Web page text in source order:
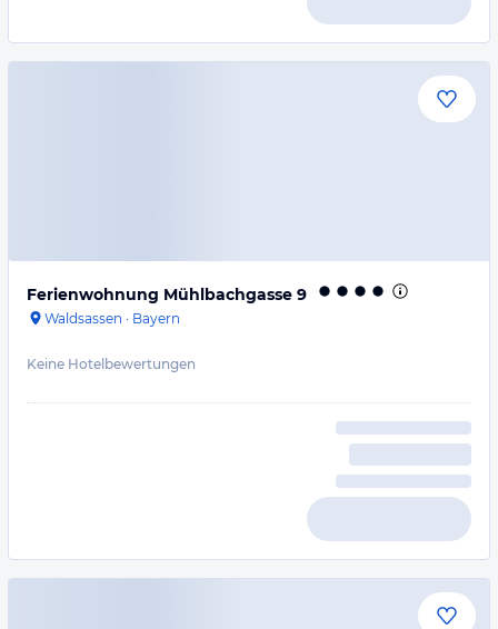
Ferienwohnung Mühlbachgasse 9
Waldsassen · Bayern
Keine Hotelbewertungen